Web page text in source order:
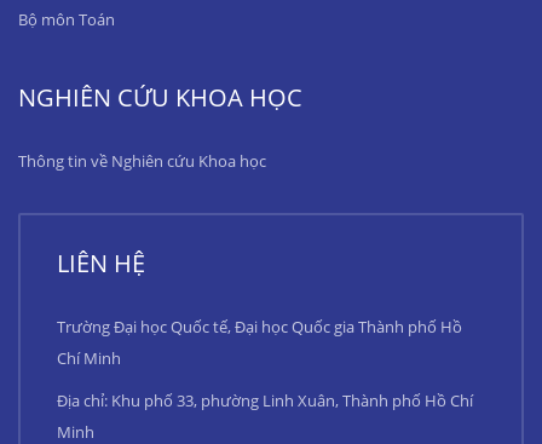
Bộ môn Toán
NGHIÊN CỨU KHOA HỌC
Thông tin về Nghiên cứu Khoa học
LIÊN HỆ
Trường Đại học Quốc tế, Đại học Quốc gia Thành phố Hồ
Chí Minh
Địa chỉ: Khu phố 33, phường Linh Xuân, Thành phố Hồ Chí
Minh